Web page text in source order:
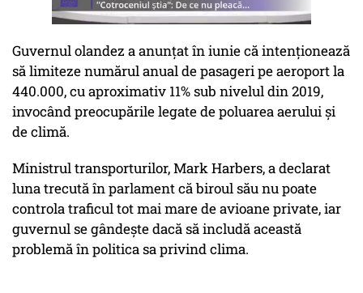
Guvernul olandez a anunţat în iunie că intenţionează
să limiteze numărul anual de pasageri pe aeroport la
440.000, cu aproximativ 11% sub nivelul din 2019,
invocând preocupările legate de poluarea aerului şi
de climă.
Ministrul transporturilor, Mark Harbers, a declarat
luna trecută în parlament că biroul său nu poate
controla traficul tot mai mare de avioane private, iar
guvernul se gândeşte dacă să includă această
problemă în politica sa privind clima.